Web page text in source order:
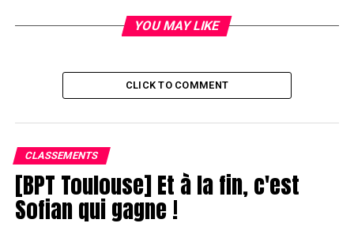
UP NEXT YOU MAY LIKE
CLICK TO COMMENT
CLASSEMENTS
[BPT Toulouse] Et à la fin, c'est
Sofian qui gagne !